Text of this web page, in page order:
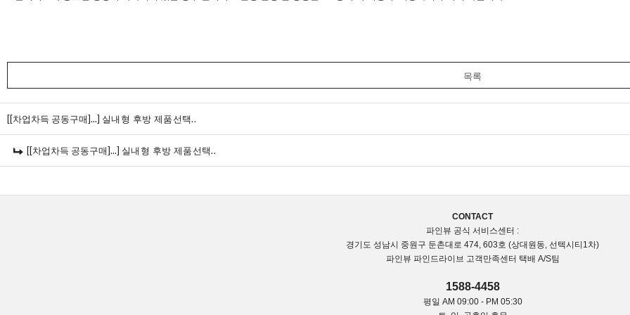
목록
[[차업차득 공동구매]...] 실내형 후방 제품선택..
[[차업차득 공동구매]...] 실내형 후방 제품선택..
CONTACT
파인뷰 공식 서비스센터 :
경기도 성남시 중원구 둔촌대로 474, 603호 (상대원동, 선텍시티1차)
파인뷰 파인드라이브 고객만족센터 택배 A/S팀
1588-4458
평일 AM 09:00 - PM 05:30